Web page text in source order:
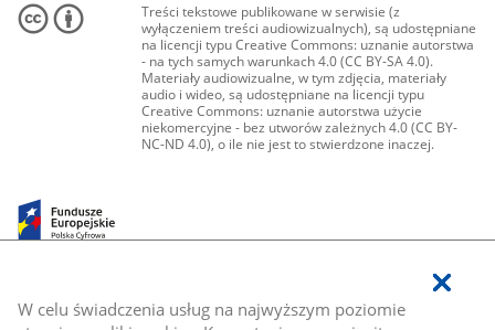
W celu świadczenia usług na najwyższym poziomie
Treści tekstowe publikowane w serwisie (z
wyłączeniem treści audiowizualnych), są udostępniane
na licencji typu Creative Commons: uznanie autorstwa
- na tych samych warunkach 4.0 (CC BY-SA 4.0).
Materiały audiowizualne, w tym zdjęcia, materiały
audio i wideo, są udostępniane na licencji typu
Creative Commons: uznanie autorstwa użycie
niekomercyjne - bez utworów zależnych 4.0 (CC BY-
NC-ND 4.0), o ile nie jest to stwierdzone inaczej.